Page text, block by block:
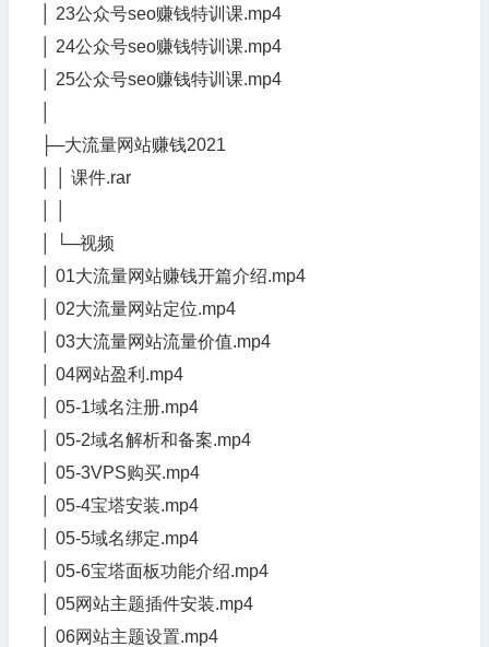
│ 23公众号seo赚钱特训课.mp4
│ 24公众号seo赚钱特训课.mp4
│ 25公众号seo赚钱特训课.mp4
├─大流量网站赚钱2021
│ │ 课件.rar
│ └─视频
│ 01大流量网站赚钱开篇介绍.mp4
│ 02大流量网站定位.mp4
│ 03大流量网站流量价值.mp4
│ 04网站盈利.mp4
│ 05-1域名注册.mp4
│ 05-2域名解析和备案.mp4
│ 05-3VPS购买.mp4
│ 05-4宝塔安装.mp4
│ 05-5域名绑定.mp4
│ 05-6宝塔面板功能介绍.mp4
│ 05网站主题插件安装.mp4
│ 06网站主题设置.mp4